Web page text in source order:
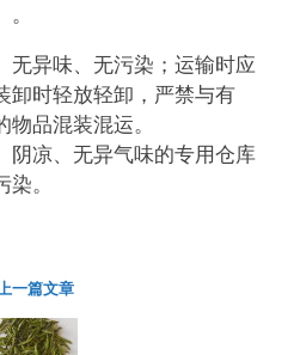
无异味、无污染；运输时应
卸时轻放轻卸，严禁与有
品混装混运。
阴凉、无异气味的专用仓库
。
一篇文章